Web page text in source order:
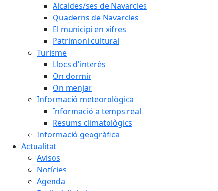
Alcaldes/ses de Navarcles
Quaderns de Navarcles
El municipi en xifres
Patrimoni cultural
Turisme
Llocs d'interès
On dormir
On menjar
Informació meteorològica
Informació a temps real
Resums climatològics
Informació geogràfica
Actualitat
Avisos
Notícies
Agenda